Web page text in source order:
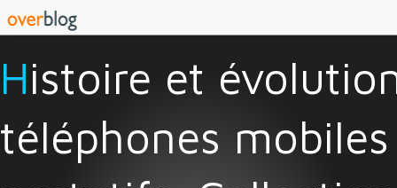
Histoire et évolution des
téléphones mobiles